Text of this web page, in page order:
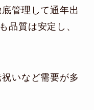
管理して通年出
品質は安定し、
いなど需要が多